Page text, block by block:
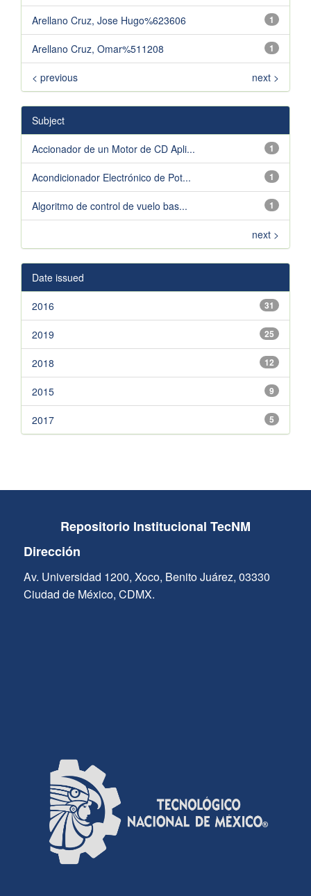
1
Arellano Cruz, Jose Hugo%623606
1
Arellano Cruz, Omar%511208
< previous next >
Subject
1
Accionador de un Motor de CD Apli...
1
Acondicionador Electrónico de Pot...
1
Algoritmo de control de vuelo bas...
next >
Date issued
31
2016
25
2019
12
2018
9
2015
5
2017
Repositorio Institucional TecNM
Dirección
Av. Universidad 1200, Xoco, Benito Juárez, 03330
Ciudad de México, CDMX.